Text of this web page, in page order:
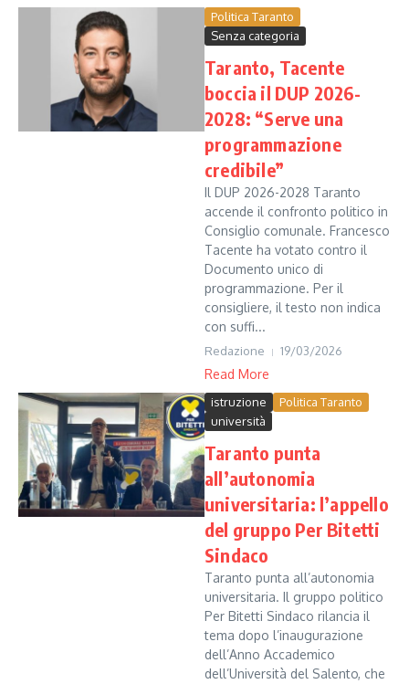
Politica Taranto
Senza categoria
Taranto, Tacente
boccia il DUP 2026-
2028: “Serve una
programmazione
credibile”
Il DUP 2026-2028 Taranto
accende il confronto politico in
Consiglio comunale. Francesco
Tacente ha votato contro il
Documento unico di
programmazione. Per il
consigliere, il testo non indica
con suffi...
Redazione 19/03/2026
Read More
istruzione
Politica Taranto
università
Taranto punta
all’autonomia
universitaria: l’appello
del gruppo Per Bitetti
Sindaco
Taranto punta all’autonomia
universitaria. Il gruppo politico
Per Bitetti Sindaco rilancia il
tema dopo l’inaugurazione
dell’Anno Accademico
dell’Università del Salento, che